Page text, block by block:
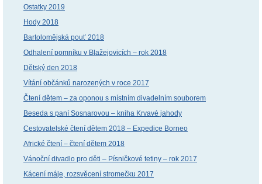
Ostatky 2019
Hody 2018
Bartolomějská pouť 2018
Odhalení pomníku v Blažejovicích – rok 2018
Dětský den 2018
Vítání občánků narozených v roce 2017
Čtení dětem – za oponou s místním divadelním souborem
Beseda s paní Sosnarovou – kniha Krvavé jahody
Cestovatelské čtení dětem 2018 – Expedice Borneo
Africké čtení – čtení dětem 2018
Vánoční divadlo pro děti – Písničkové tetiny – rok 2017
Kácení máje, rozsvěcení stromečku 2017